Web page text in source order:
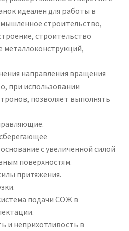
идеален для работы в
строительство,
строительство
металлоконструкций,
направления вращения
при использовании
позволяет выполнять
с увеличенной силой
поверхностям.
притяжения.
подачи СОЖ в
и неприхотливость в